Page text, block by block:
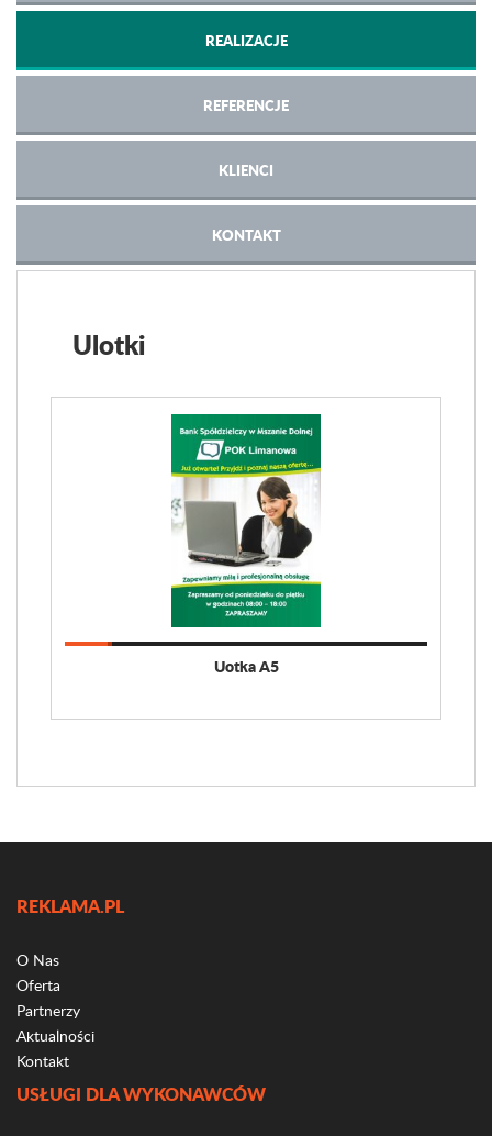
REALIZACJE
REFERENCJE
KLIENCI
KONTAKT
Ulotki
Uotka A5
REKLAMA.PL
O Nas
Oferta
Partnerzy
Aktualności
Kontakt
USŁUGI DLA WYKONAWCÓW